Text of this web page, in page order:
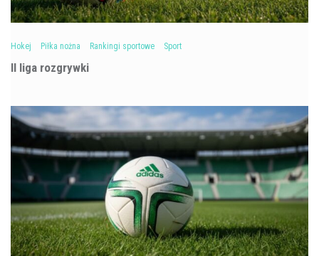
Hokej Piłka nożna Rankingi sportowe Sport
II liga rozgrywki